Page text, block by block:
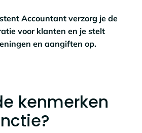
Accountant verzorg je de
voor klanten en je stelt
en aangiften op.
kenmerken